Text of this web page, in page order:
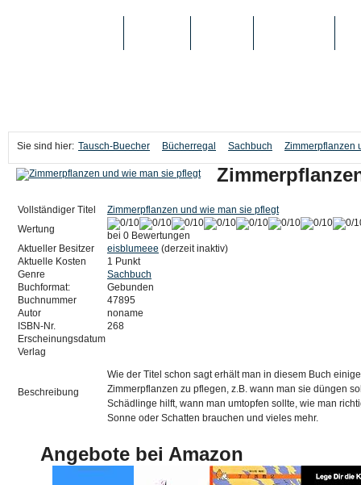
Sie sind hier: Tausch-Buecher Bücherregal Sachbuch Zimmerpflanzen
Vollständiger Titel
Zimmerpflanzen und wie man sie pflegt
Wertung
bei 0 Bewertungen
Aktueller Besitzer
eisblumeee (derzeit inaktiv)
Aktuelle Kosten
1 Punkt
Genre
Sachbuch
Buchformat:
Gebunden
Buchnummer
47895
Autor
noname
ISBN-Nr.
268
Erscheinungsdatum
Verlag
Beschreibung
Wie der Titel schon sagt erhält man in diesem Buch
Zimmerpflanzen zu pflegen, z.B. wann man sie düngen
Schädlinge hilft, wann man umtopfen sollte, wie man
Sonne oder Schatten brauchen und vieles mehr.
Angebote bei Amazon